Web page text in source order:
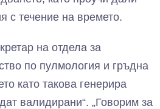
с течение на времето.
на отдела за
по пулмология и гръдна
като такова генерира
валидирани“. „Говорим за